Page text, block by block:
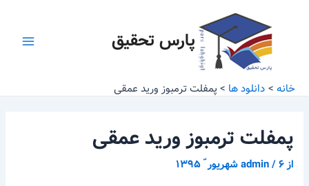
پارس تحقیق
خانه دانلود ها پمفلت ترمبوز ورید عمقی
پمفلت ترمبوز ورید عمقی
از admin/۶ شهریور ّ ۱۳۹۵